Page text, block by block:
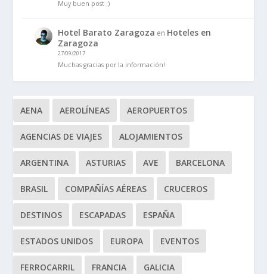
Muy buen post ;)
Hotel Barato Zaragoza en Hoteles en
Zaragoza
27/09/2017
Muchas gracias por la información!
AENA AEROLÍNEAS AEROPUERTOS
AGENCIAS DE VIAJES ALOJAMIENTOS
ARGENTINA ASTURIAS AVE BARCELONA
BRASIL COMPAÑÍAS AÉREAS CRUCEROS
DESTINOS ESCAPADAS ESPAÑA
ESTADOS UNIDOS EUROPA EVENTOS
FERROCARRIL FRANCIA GALICIA